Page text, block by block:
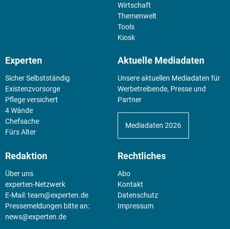
Wirtschaft
Themenwelt
Tools
Kiosk
Experten
Sicher Selbstständig
Existenz­vorsorge
Pflege versichert
4 Wände
Chefsache
Fürs Alter
Aktuelle Mediadaten
Unsere aktuellen Mediadaten für
Werbetreibende, Presse und
Partner
Mediadaten 2026
Redaktion
Über uns
experten-Netzwerk
E-Mail:team@experten.de
Pressemeldungen bitte an:
news@experten.de
Rechtliches
Abo
Kontakt
Datenschutz
Impressum